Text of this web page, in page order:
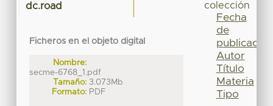
dc.road
Ficheros en el objeto digital
Nombre:
secme-6768_1.pdf
Tamaño: 3.073Mb
Formato: PDF
colección
Fecha
de
publicación
Autor
Título
Materia
Tipo